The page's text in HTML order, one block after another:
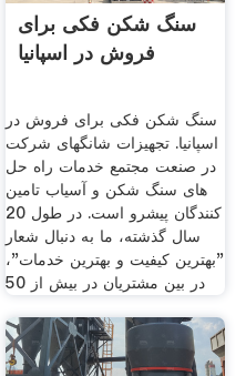
سنگ شکن فکی برای
فروش در اسپانیا
سنگ شکن فکی برای فروش در
اسپانیا. تجهیزات شانگهای شرکت
در صنعت مجتمع خدمات راه حل
های سنگ شکن و آسیاب تامین
کنندگان پیشرو است. در طول 20
سال گذشته، ما به دنبال شعار
"بهترین کیفیت و بهترین خدمات"،
در بین مشتریان در بیش از 50